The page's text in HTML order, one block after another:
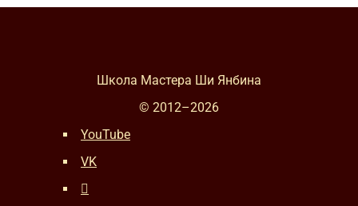
Школа Мастера Ши Янбина
© 2012–2026
YouTube
VK